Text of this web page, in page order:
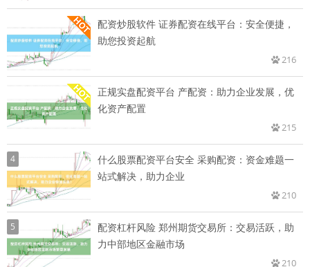
配资炒股软件 证券配资在线平台：安全便捷，
助您投资起航
216
正规实盘配资平台 产配资：助力企业发展，优
化资产配置
215
4
什么股票配资平台安全 采购配资：资金难题一
站式解决，助力企业
210
5
配资杠杆风险 郑州期货交易所：交易活跃，助
力中部地区金融市场
210